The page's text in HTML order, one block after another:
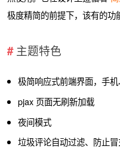
极度精简的前提下，该有的功
主题特色
极简响应式前端界面，手
pjax 页面无刷新加载
夜间模式
垃圾评论自动过滤、防止